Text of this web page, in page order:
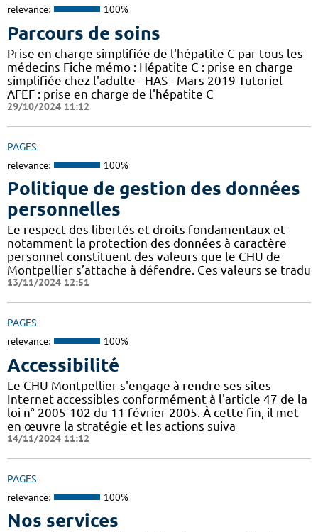
relevance: 100%
Parcours de soins
Prise en charge simplifiée de l'hépatite C par tous les
médecins Fiche mémo : Hépatite C : prise en charge
simplifiée chez l'adulte - HAS - Mars 2019 Tutoriel
AFEF : prise en charge de l'hépatite C
29/10/2024 11:12
PAGES
relevance: 100%
Politique de gestion des données
personnelles
Le respect des libertés et droits fondamentaux et
notamment la protection des données à caractère
personnel constituent des valeurs que le CHU de
Montpellier s’attache à défendre. Ces valeurs se tradu
13/11/2024 12:51
PAGES
relevance: 100%
Accessibilité
Le CHU Montpellier s'engage à rendre ses sites
Internet accessibles conformément à l'article 47 de la
loi n° 2005-102 du 11 février 2005. À cette fin, il met
en œuvre la stratégie et les actions suiva
14/11/2024 11:12
PAGES
relevance: 100%
Nos services